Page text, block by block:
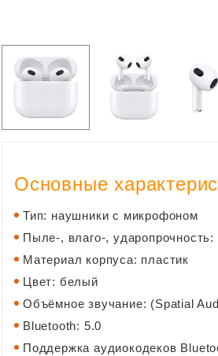
Основные
Тип: наушники с микрофоном
Пыле-, влаго-, ударопрочность:
Материал корпуса: пластик
Цвет: белый
Объёмное звучание: (Spatial
Bluetooth: 5.0
Поддержка аудиокодеков